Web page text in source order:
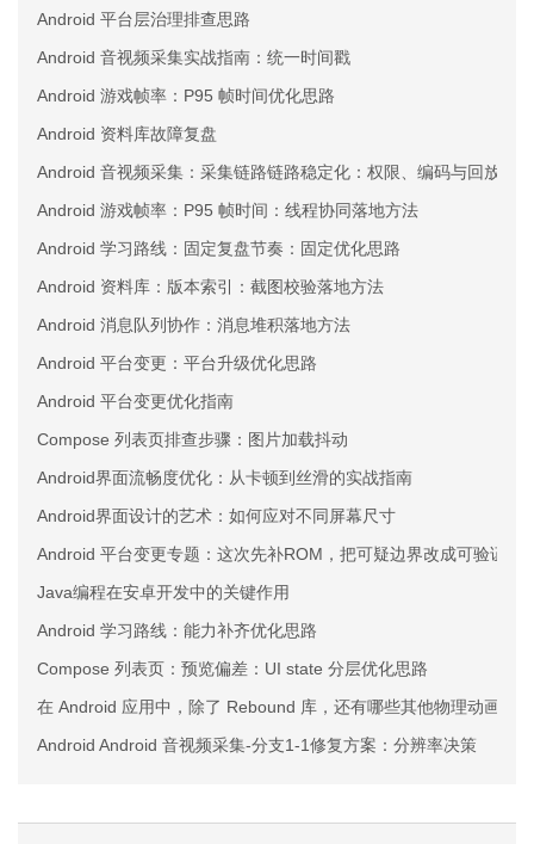
Android 平台层治理排查思路
Android 音视频采集实战指南：统一时间戳
Android 游戏帧率：P95 帧时间优化思路
Android 资料库故障复盘
Android 音视频采集：采集链路链路稳定化：权限、编码与回放三
Android 游戏帧率：P95 帧时间：线程协同落地方法
Android 学习路线：固定复盘节奏：固定优化思路
Android 资料库：版本索引：截图校验落地方法
Android 消息队列协作：消息堆积落地方法
Android 平台变更：平台升级优化思路
Android 平台变更优化指南
Compose 列表页排查步骤：图片加载抖动
Android界面流畅度优化：从卡顿到丝滑的实战指南
Android界面设计的艺术：如何应对不同屏幕尺寸
Android 平台变更专题：这次先补ROM，把可疑边界改成可验证约
Java编程在安卓开发中的关键作用
Android 学习路线：能力补齐优化思路
Compose 列表页：预览偏差：UI state 分层优化思路
在 Android 应用中，除了 Rebound 库，还有哪些其他物理动画库
Android Android 音视频采集-分支1-1修复方案：分辨率决策